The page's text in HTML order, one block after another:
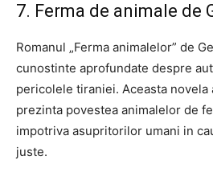
7. Ferma de animale de
Romanul „Ferma animalelor” de
cunostinte aprofundate despre
pericolele tiraniei. Aceasta novela
prezinta povestea animalelor de
impotriva asupritorilor umani in
juste.